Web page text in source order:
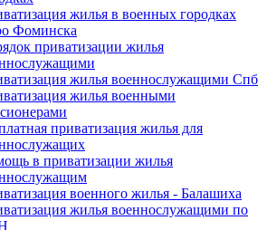
жилья в военных городках
Фоминска
приватизации жилья
жилья военнослужащими Спб
жилья военными
приватизация жилья для
в приватизации жилья
военного жилья - Балашиха
жилья военнослужащими по